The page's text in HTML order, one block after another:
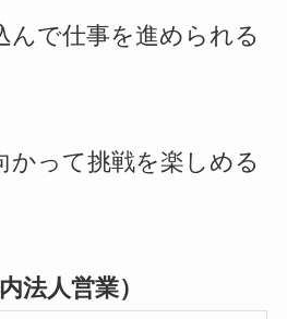
んで仕事を進められる
かって挑戦を楽しめる
法人営業）